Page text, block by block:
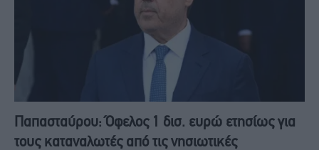
Παπασταύρου: Όφελος 1 δισ. ευρώ ετησίως για
τους καταναλωτές από τις νησιωτικές